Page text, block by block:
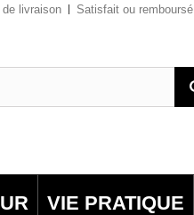
de livraison Satisfait ou remboursé
VIE PRATIQUE